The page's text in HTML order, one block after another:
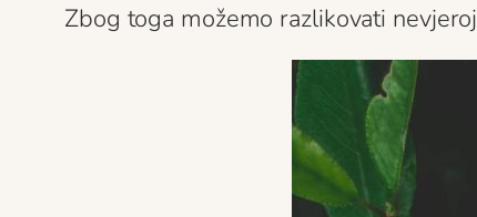
Zbog toga možemo razlikovati